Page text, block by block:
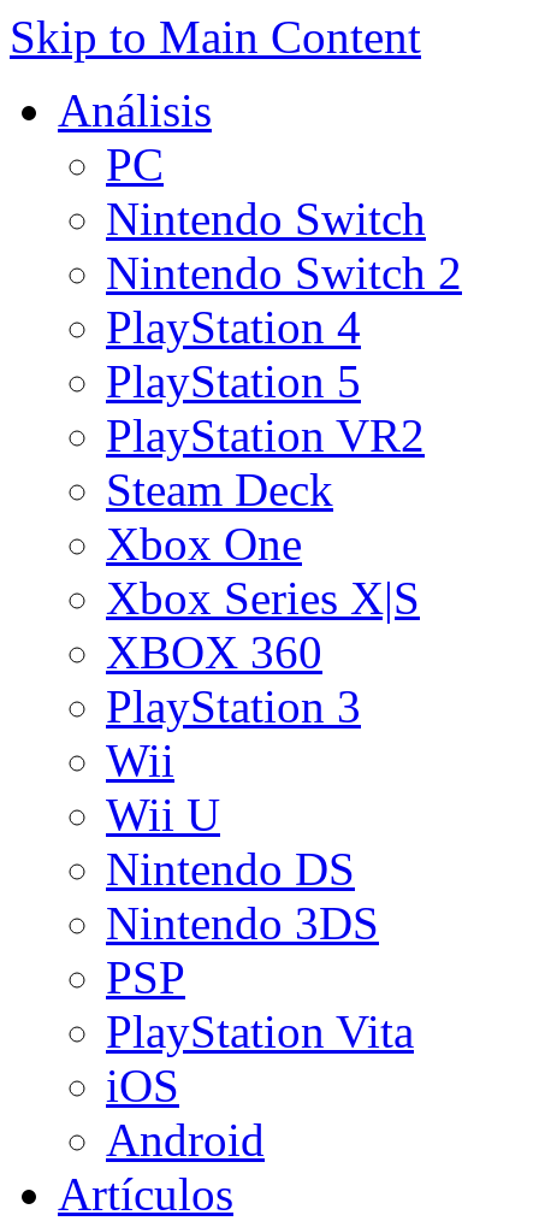
Skip to Main Content
Análisis
PC
Nintendo Switch
Nintendo Switch 2
PlayStation 4
PlayStation 5
PlayStation VR2
Steam Deck
Xbox One
Xbox Series X|S
XBOX 360
PlayStation 3
Wii
Wii U
Nintendo DS
Nintendo 3DS
PSP
PlayStation Vita
iOS
Android
Artículos